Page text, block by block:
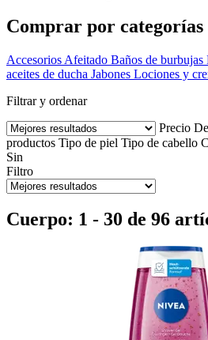
Comprar por categorías
Accesorios Afeitado Baños de burbujas
aceites de ducha Jabones Lociones y
Filtrar y ordenar
Precio
productos Tipo de piel Tipo de cabello
Sin
Filtro
Cuerpo: 1 - 30 de 96